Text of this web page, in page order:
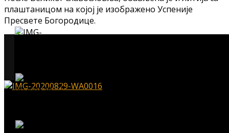
плаштаницом на којој је изображено Успеније
Пресвете Богородице.